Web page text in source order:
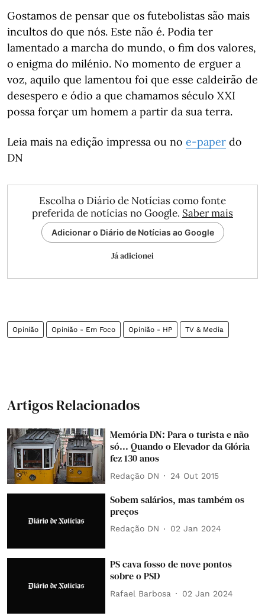
Gostamos de pensar que os futebolistas são mais
incultos do que nós. Este não é. Podia ter
lamentado a marcha do mundo, o fim dos valores,
o enigma do milénio. No momento de erguer a
voz, aquilo que lamentou foi que esse caldeirão de
desespero e ódio a que chamamos século XXI
possa forçar um homem a partir da sua terra.
Leia mais na edição impressa ou no e-paper do
DN
Escolha o Diário de Notícias como fonte
preferida de notícias no Google. Saber mais
Adicionar o Diário de Notícias ao Google
Já adicionei
Opinião Opinião - Em Foco Opinião - HP TV & Media
Artigos Relacionados
Memória DN: Para o turista e não
só... Quando o Elevador da Glória
fez 130 anos
Redação DN 24 Out 2015
Sobem salários, mas também os
preços
Redação DN 02 Jan 2024
PS cava fosso de nove pontos
sobre o PSD
Rafael Barbosa 02 Jan 2024